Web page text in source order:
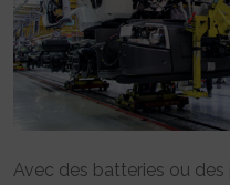
Avec des batteries ou